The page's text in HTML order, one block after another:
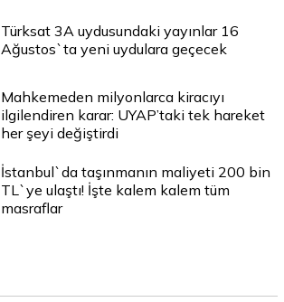
Türksat 3A uydusundaki yayınlar 16
Ağustos`ta yeni uydulara geçecek
Mahkemeden milyonlarca kiracıyı
ilgilendiren karar: UYAP’taki tek hareket
her şeyi değiştirdi
İstanbul`da taşınmanın maliyeti 200 bin
TL`ye ulaştı! İşte kalem kalem tüm
masraflar